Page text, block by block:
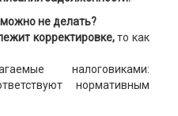
можно не делать?
корректировке,то как
налоговиками:
нормативным